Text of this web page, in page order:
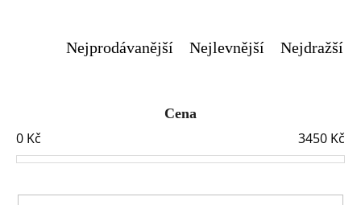
Nejprodávanější Nejlevnější Nejdražší
Cena
0 Kč 3450 Kč